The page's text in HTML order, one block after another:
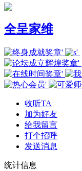
全呈家维
收听TA
加为好友
给我留言
打个招呼
发送消息
统计信息